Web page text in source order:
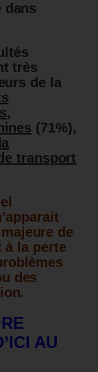
dans
très
de la
(71%),
la
transport
de
à la perte
des
AU